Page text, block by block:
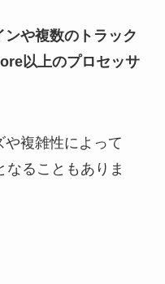
や複数のトラック
以上のプロセッサ
や複雑性によって
なることもありま